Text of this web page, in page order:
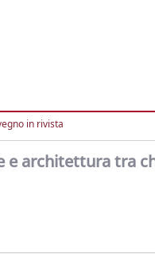
in rivista
e architettura tra